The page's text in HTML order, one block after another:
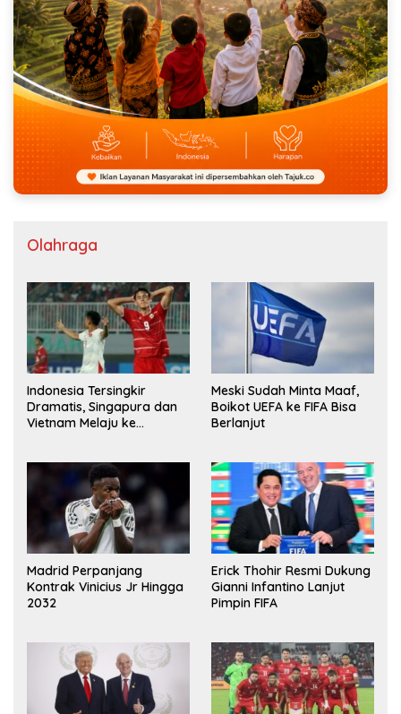
Olahraga
Indonesia Tersingkir
Dramatis, Singapura dan
Vietnam Melaju ke
Meski Sudah Minta Maaf,
Boikot UEFA ke FIFA Bisa
Berlanjut
Madrid Perpanjang
Kontrak Vinicius Jr Hingga
2032
Erick Thohir Resmi Dukung
Gianni Infantino Lanjut
Pimpin FIFA